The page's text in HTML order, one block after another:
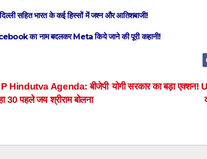
सहित भारत के कई हिस्सों में जश्न और आतिशबाजी!
का नाम बदलकर Meta किये जाने की पूरी कहानी!
योगी सरकार का बड़ा
Hindutva Agenda: बीजेपी
30 पहले जय श्रीराम बोलना